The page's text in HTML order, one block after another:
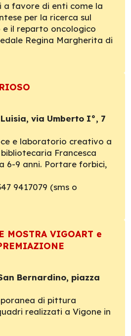
favore di enti come la
per la ricerca sul
e il reparto oncologico
Regina Margherita di
via Umberto I°, 7
e laboratorio creativo a
Francesca
6-9 anni. Portare forbici,
9417079 (sms o
MOSTRA VIGOART e
Bernardino, piazza
di pittura
realizzati a Vigone in